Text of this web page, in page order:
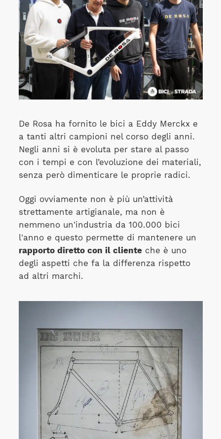
De Rosa ha fornito le bici a Eddy Merckx e
a tanti altri campioni nel corso degli anni.
Negli anni si è evoluta per stare al passo
con i tempi e con l’evoluzione dei materiali,
senza però dimenticare le proprie radici.
Oggi ovviamente non è più un’attività
strettamente artigianale, ma non è
nemmeno un'industria da 100.000 bici
l'anno e questo permette di mantenere un
rapporto diretto con il clienteche è uno
degli aspetti che fa la differenza rispetto
ad altri marchi.